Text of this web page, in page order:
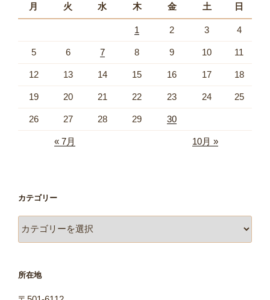
月
火 水 木 金 土 日
1 2 3 4
5 6 7 8 9 10 11
12 13 14 15 16 17 18
19 20 21 22 23 24 25
26 27 28 29 30
« 7月 10月 »
カテゴリー
テ
ー
所在地